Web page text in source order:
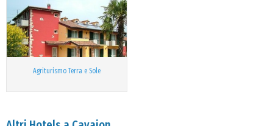
Agriturismo Terra e Sole